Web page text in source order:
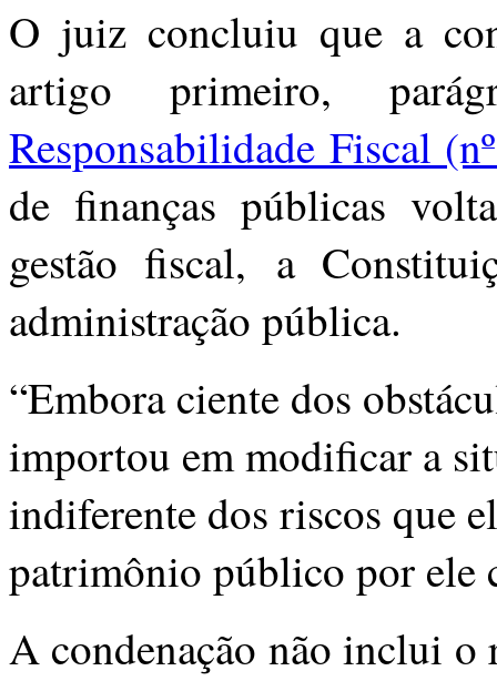
O juiz concluiu que a
artigo primeiro,
Responsabilidade Fiscal
de finanças públicas
gestão fiscal, a
administração pública.
“Embora ciente dos
importou em modificar a
indiferente dos riscos que
patrimônio público por ele
A condenação não inclui o